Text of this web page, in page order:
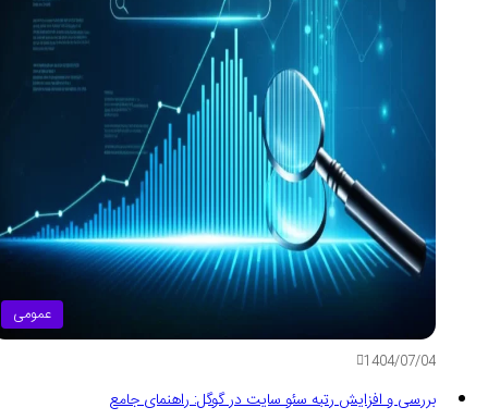
عمومی
1404/07/04
بررسی و افزایش رتبه سئو سایت در گوگل: راهنمای جامع